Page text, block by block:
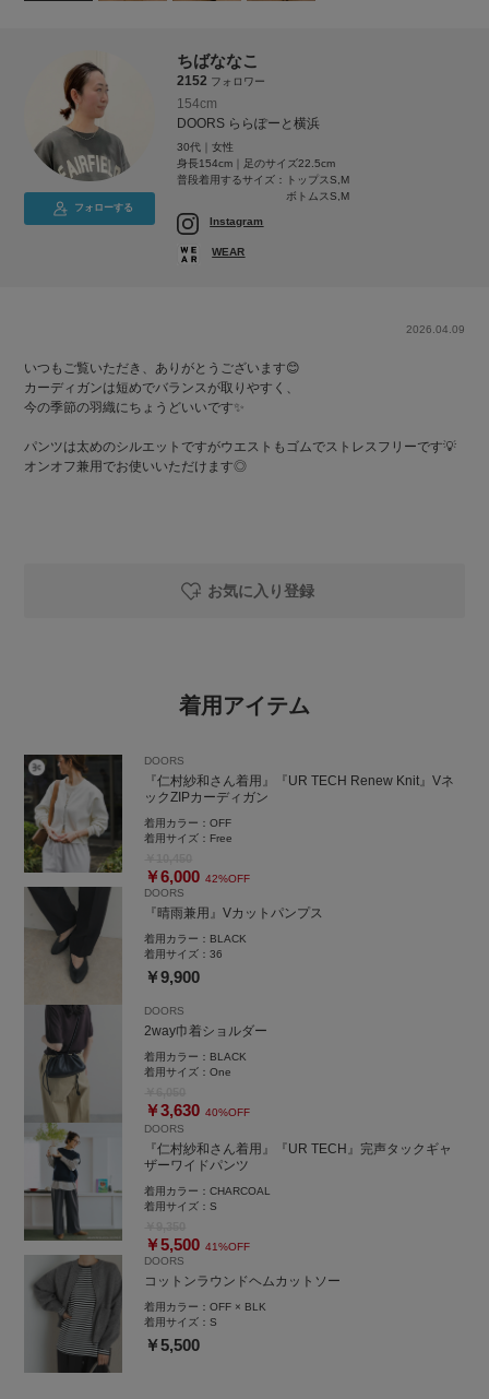
フォローする
ちばななこ
2152 フォロワー
154cm
DOORS ららぽーと横浜
30代｜女性
身長154cm｜足のサイズ22.5cm
普段着用するサイズ：
トップスS,M
ボトムスS,M
Instagram
WEAR
2026.04.09
いつもご覧いただき、ありがとうございます😊
カーディガンは短めでバランスが取りやすく、
今の季節の羽織にちょうどいいです✨
パンツは太めのシルエットですがウエストもゴムでストレスフリーです💡
オンオフ兼用でお使いいただけます◎
お気に入り登録
着用アイテム
DOORS
『仁村紗和さん着用』『UR TECH Renew Knit』Vネ
ックZIPカーディガン
着用カラー：OFF
着用サイズ： Free
￥6,000 42%OFF
DOORS
『晴雨兼用』Vカットパンプス
着用カラー： BLACK
着用サイズ：36
￥9,900
DOORS
2way巾着ショルダー
着用カラー： BLACK
着用サイズ：One
￥3,630 40%OFF
DOORS
『仁村紗和さん着用』『UR TECH』完声タックギャ
ザーワイドパンツ
着用カラー：CHARCOAL
着用サイズ：S
￥5,500 41%OFF
DOORS
コットンラウンドヘムカットソー
着用カラー：OFF × BLK
着用サイズ：S
￥5,500